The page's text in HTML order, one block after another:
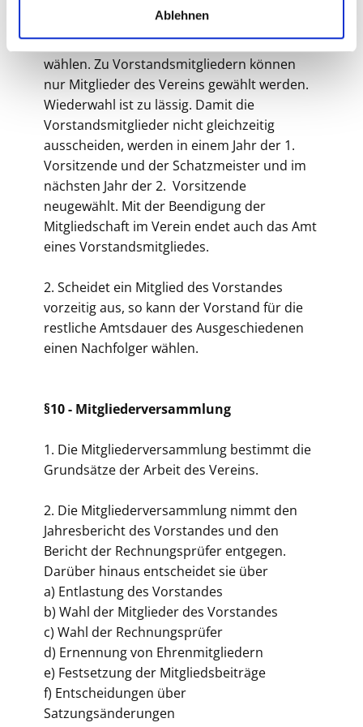
Ablehnen
Neuwahl der Vorstandsmitglieder im Amt.
Jedes Vorstandsmitglied ist einzeln zu
wählen. Zu Vorstandsmitgliedern können
nur Mitglieder des Vereins gewählt werden.
Wiederwahl ist zu lässig. Damit die
Vorstandsmitglieder nicht gleichzeitig
ausscheiden, werden in einem Jahr der 1.
Vorsitzende und der Schatzmeister und im
nächsten Jahr der 2. Vorsitzende
neugewählt. Mit der Beendigung der
Mitgliedschaft im Verein endet auch das Amt
eines Vorstandsmitgliedes.
2. Scheidet ein Mitglied des Vorstandes
vorzeitig aus, so kann der Vorstand für die
restliche Amtsdauer des Ausgeschiedenen
einen Nachfolger wählen.
§10 - Mitgliederversammlung
1. Die Mitgliederversammlung bestimmt die
Grundsätze der Arbeit des Vereins.
2. Die Mitgliederversammlung nimmt den
Jahresbericht des Vorstandes und den
Bericht der Rechnungsprüfer entgegen.
Darüber hinaus entscheidet sie über
a) Entlastung des Vorstandes
b) Wahl der Mitglieder des Vorstandes
c) Wahl der Rechnungsprüfer
d) Ernennung von Ehrenmitgliedern
e) Festsetzung der Mitgliedsbeiträge
f) Entscheidungen über
Satzungsänderungen